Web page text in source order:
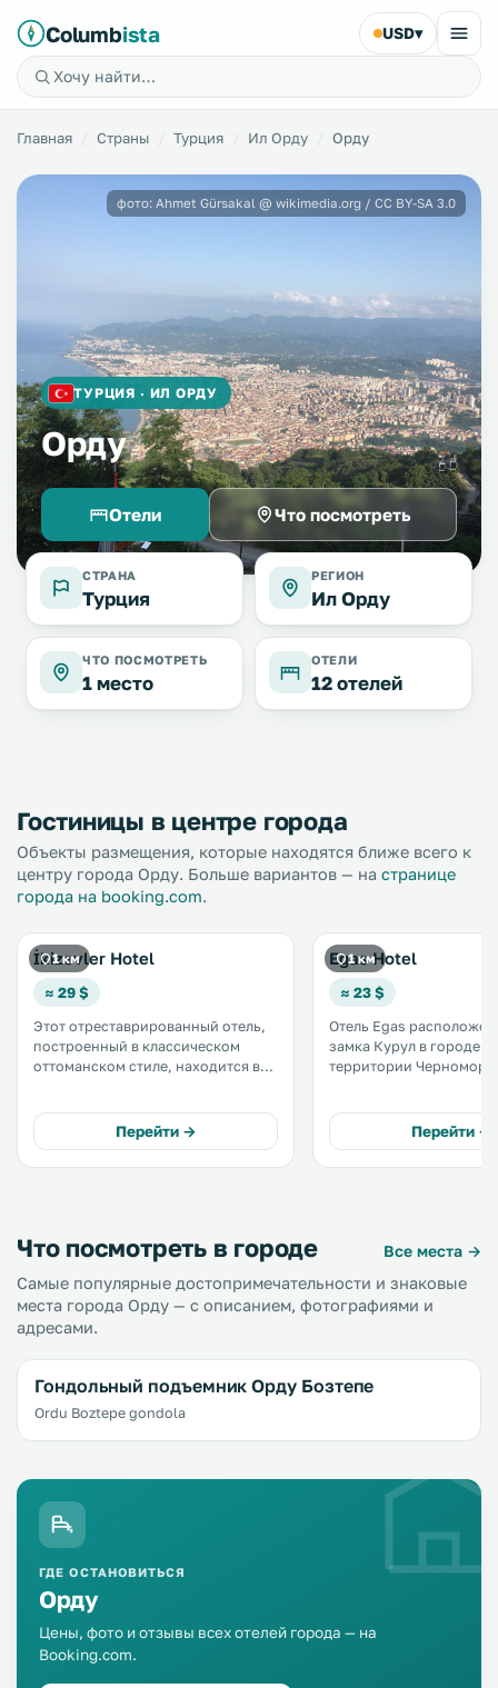
Columbista USD▾
Главная Страны Турция Ил Орду Орду
ТУРЦИЯ · ИЛ ОРДУ
Орду
Отели Что посмотреть
фото: Ahmet Gürsakal @ wikimedia.org / CC BY-SA 3.0
СТРАНА
Турция
РЕГИОН
Ил Орду
ЧТО ПОСМОТРЕТЬ
1 место
ОТЕЛИ
12 отелей
Гостиницы в центре города
Объекты размещения, которые находятся ближе всего к
центру города Орду. Больше вариантов — на странице
города на booking.com.
1 км
İkizevler Hotel
≈ 29 $
Этот отреставрированный отель,
построенный в классическом
оттоманском стиле, находится в
кондиционером и бесплатный Wi-
Fi на всей территории отеля.
Перейти →
1 км
Egas Hotel
≈ 23 $
Отель Egas расположен
замка Курул в городе
территории
могут любоваться
Перейти →
Что посмотреть в городе
Все места →
Самые популярные достопримечательности и знаковые
места города Орду — с описанием, фотографиями и
адресами.
Гондольный подъемник Орду Бозтепе
Ordu Boztepe gondola
ГДЕ ОСТАНОВИТЬСЯ
Орду
Цены, фото и отзывы всех отелей города — на
Booking.com.